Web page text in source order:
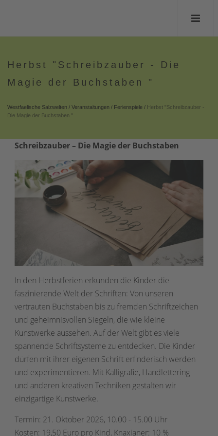
Herbst "Schreibzauber - Die
Magie der Buchstaben "
Westfaelische Salzwelten / Veranstaltungen / Ferienspiele / Herbst "Schreibzauber -
Die Magie der Buchstaben "
Schreibzauber – Die Magie der Buchstaben
In den Herbstferien erkunden die Kinder die
faszinierende Welt der Schriften: Von unseren
vertrauten Buchstaben bis zu fremden Schriftzeichen
und geheimnisvollen Siegeln, die wie kleine
Kunstwerke aussehen. Auf der Welt gibt es viele
spannende Schriftsysteme zu entdecken. Die Kinder
dürfen mit ihrer eigenen Schrift erfinderisch werden
und experimentieren. Mit Kalligrafie, Handlettering
und anderen kreativen Techniken gestalten wir
einzigartige Kunstwerke.
Termin: 21. Oktober 2026, 10.00 - 15.00 Uhr
Kosten: 19,50 Euro pro Kind, Knaxianer: 10 %